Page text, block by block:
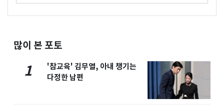
많이 본 포토
1
'참교육' 김무열, 아내 챙기는
다정한 남편